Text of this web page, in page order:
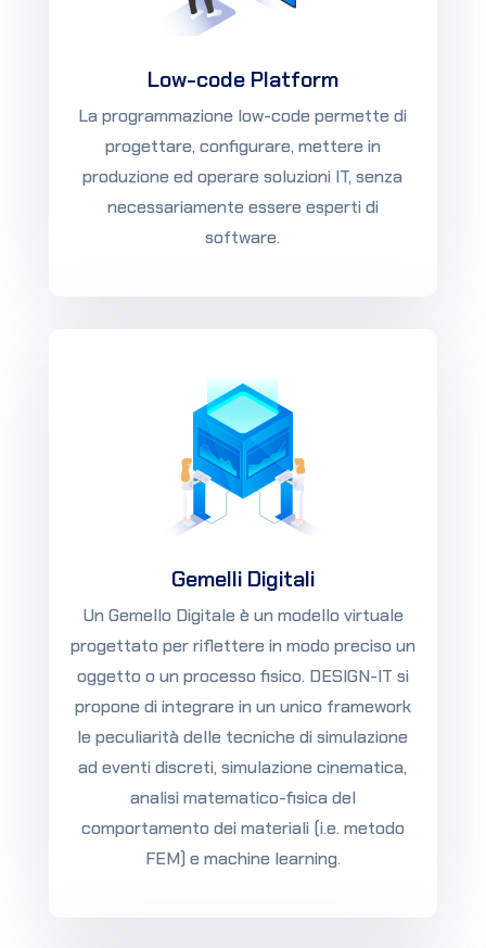
Low-code Platform
La programmazione low-code permette di
progettare, configurare, mettere in
produzione ed operare soluzioni IT, senza
necessariamente essere esperti di
software.
Gemelli Digitali
Un Gemello Digitale è un modello virtuale
progettato per riflettere in modo preciso un
oggetto o un processo fisico. DESIGN-IT si
propone di integrare in un unico framework
le peculiarità delle tecniche di simulazione
ad eventi discreti, simulazione cinematica,
analisi matematico-fisica del
comportamento dei materiali (i.e. metodo
FEM) e machine learning.